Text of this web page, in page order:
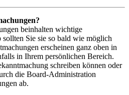
beinhalten wichtige
Sie sie so bald wie möglich
erscheinen ganz oben in
in Ihrem persönlichen Bereich.
schreiben können oder
die Board-Administration
ab.